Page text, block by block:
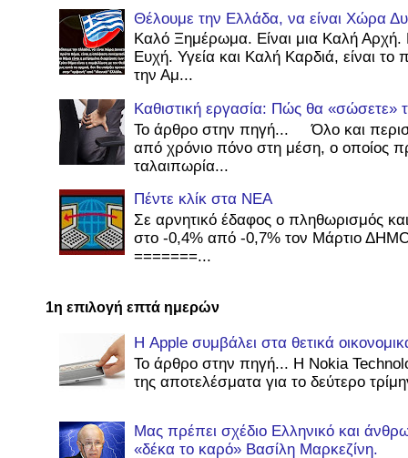
Θέλουμε την Ελλάδα, να είναι Χώρα
Καλό Ξημέρωμα. Είναι μια Καλή
Ευχή. Υγεία και Καλή Καρδιά, είναι
την Αμ...
Καθιστική εργασία: Πώς θα «σώσετε»
Το άρθρο στην πηγή... Όλο και
από χρόνιο πόνο στη μέση, ο οποίος
ταλαιπωρία...
Πέντε κλίκ στα ΝΕΑ
Σε αρνητικό έδαφος ο πληθωρισμός
στο -0,4% από -0,7% τον Μάρτιο
=======...
1η επιλογή επτά ημερών
Η Apple συμβάλει στα θετικά
Το άρθρο στην πηγή... Η Nokia
της αποτελέσματα για το δεύτερο
Μας πρέπει σχέδιο Ελληνικό και
«δέκα το καρό» Βασίλη Μαρκεζίνη.